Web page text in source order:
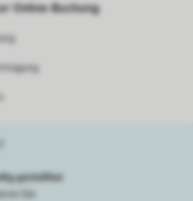
Online-Buchung
gestellten
Sie